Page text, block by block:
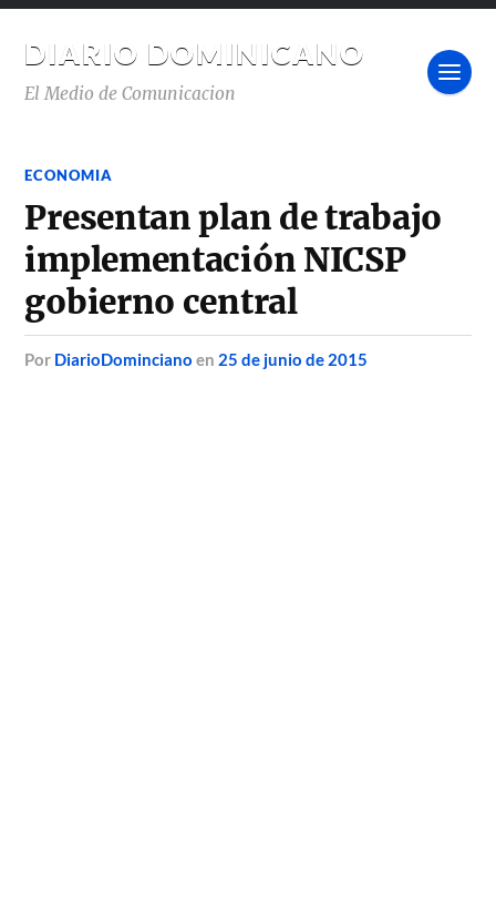
DIARIO DOMINICANO
El Medio de Comunicacion
ECONOMIA
Presentan plan de trabajo
implementación NICSP
gobierno central
por DiarioDominciano en 25 de junio de 2015